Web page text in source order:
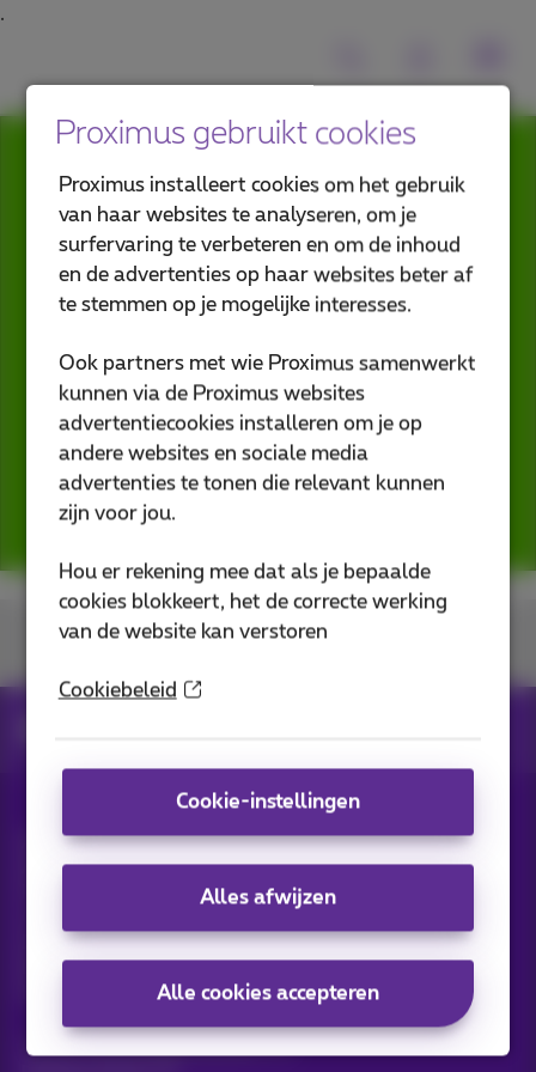
U kan een gratis glasvezelaansluiting
tot in uw zaak krijgen.
Laat deze kans niet aan u
voorbijgaan en haal de toekomst nu
zonder verplichting om klant te
worden bij ons.
Vul hieronder het formulier in en één
van onze medewerkers belt u zo snel
mogelijk op met meer informatie.
Proximus gebruikt cookies
Proximus installeert cookies om het gebruik
van haar websites te analyseren, om je
surfervaring te verbeteren en om de inhoud
en de advertenties op haar websites beter af
te stemmen op je mogelijke interesses.
Ook partners met wie Proximus samenwerkt
kunnen via de Proximus websites
advertentiecookies installeren om je op
andere websites en sociale media
advertenties te tonen die relevant kunnen
zijn voor jou.
Hou er rekening mee dat als je bepaalde
cookies blokkeert, het de correcte werking
van de website kan verstoren
Cookiebeleid
Cookie-instellingen
Alles afwijzen
Alle cookies accepteren
U vindt ons op
Alle rechten voorbehouden. ©2026Proximus
Algemene voorwaarden, consumenteninfo
Toegankelijkheid
Deze website is gecreëerd en wordt beheerd conform het
Koning Albert II-laan 27 - B-1030 Brussel.
Carrier & Wholesale Solutions